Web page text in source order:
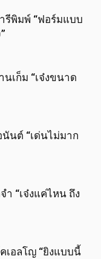
รีพิมพ์ “ฟอร์มแบบ
เก็ม “เจ๋งขนาด
นันต์ “เด่นไม่มาก
“เจ๋งแค่ไหน ถึง
เอลโญ “ยิงแบบนี้